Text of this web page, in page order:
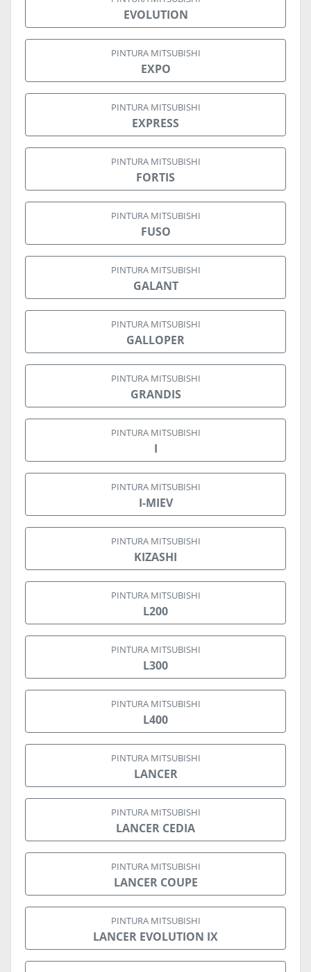
EVOLUTION
PINTURA MITSUBISHI
EXPO
PINTURA MITSUBISHI
EXPRESS
PINTURA MITSUBISHI
FORTIS
PINTURA MITSUBISHI
FUSO
PINTURA MITSUBISHI
GALANT
PINTURA MITSUBISHI
GALLOPER
PINTURA MITSUBISHI
GRANDIS
PINTURA MITSUBISHI
I
PINTURA MITSUBISHI
I-MIEV
PINTURA MITSUBISHI
KIZASHI
PINTURA MITSUBISHI
L200
PINTURA MITSUBISHI
L300
PINTURA MITSUBISHI
L400
PINTURA MITSUBISHI
LANCER
PINTURA MITSUBISHI
LANCER CEDIA
PINTURA MITSUBISHI
LANCER COUPE
PINTURA MITSUBISHI
LANCER EVOLUTION IX